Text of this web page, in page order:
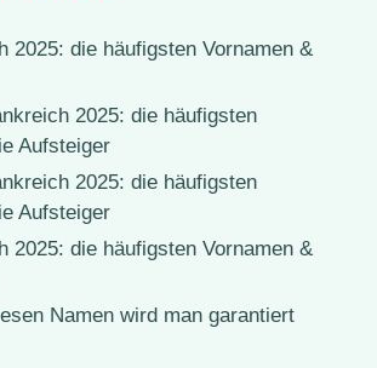
2025: die häufigsten Vornamen &
2025: die häufigsten
Aufsteiger
2025: die häufigsten
Aufsteiger
2025: die häufigsten Vornamen &
Namen wird man garantiert